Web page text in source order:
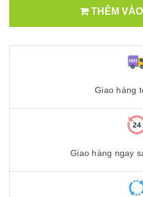
THÊM
Giao hàng
Giao hàng ngay